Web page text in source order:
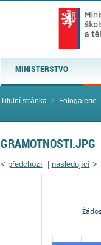
MINISTERSTVO
Titulní stránka ⁄ Fotogalerie
GRAMOTNOSTI.JPG
< předchozí| následující>